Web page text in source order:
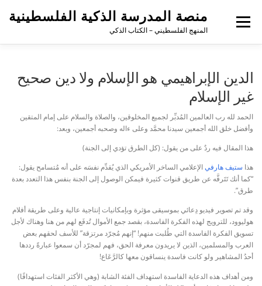
منصة المدرسة الذكية الفلسطينية
المنهج الفلسطيني – الكتاب الذكي
القائمة
الدين الإبراهيمي هو الإسلام ولا دين صحيح
غير الإسلام
الحمد لله رب العالمين المُدبِّر لجميع المخلوقين، والصلاة والسلام على إمام المتقين
وأفضل خلق الله أجمعين سيدنا محمَّد وعلى ءاله وصحبه أجمعين، وبعد:
هذا المقال فيه ردٌ على من يقول: (كل الطرق تؤدي إلى الجنة)
هذا ستيف هارفيالإعلامي الساخر الأمريكي الذي يُقدِّم نفسَه على أنه مُتسامح يقول:
“كما أنك تَتَرفَّه عن طريق قنوات كثيرة فيمكن الوصول إلى الجنة بنفس هذا التعدد بعدة
طرق”.
وقد تم تصوير فيديو دِعائي بموسيقى مؤثرة وبإمكانيات إنتاجية عالية وعلى طريقة أفلام
هوليوود، للترويج لهذه الفكرة الفاسدة، بقصد جمع الأموال تُدفَع لهم من هنا وهناك لأجل
تسويق الفكرة الفاسدة التي طُلبت منهم! “إنهم مُجرّد مرتزقة” للأسف لحقهم بعض
العرب والمسلمين، الذين لا يريدون معرفة الحق، فهم لمجرّد أن سمعوا عبارةً رددها
أحدُ المشاهير ولو كانت فاسدة ينساقون معها كالرَّعَاع!
ومن أهداف هذه الدعاية الفاسدة استهداف الفئة الشابة (وهي الأكثر الفئات استهدافًا)